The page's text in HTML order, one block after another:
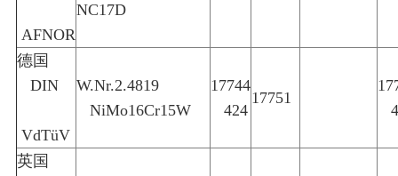
AFNOR
NC17D
德国
DIN
VdTüV
W.Nr.2.4819
NiMo16Cr15W
17744
424
17751
英国